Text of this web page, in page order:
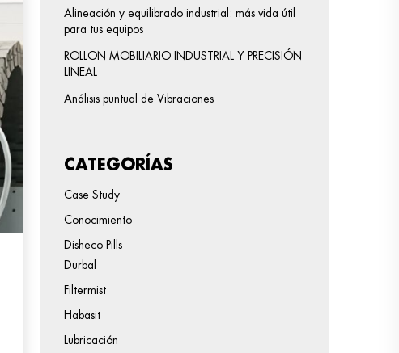
Alineación y equilibrado industrial: más vida útil
para tus equipos
ROLLON MOBILIARIO INDUSTRIAL Y PRECISIÓN
LINEAL
Análisis puntual de Vibraciones
CATEGORÍAS
Case Study
Conocimiento
Disheco Pills
Durbal
Filtermist
Habasit
Lubricación